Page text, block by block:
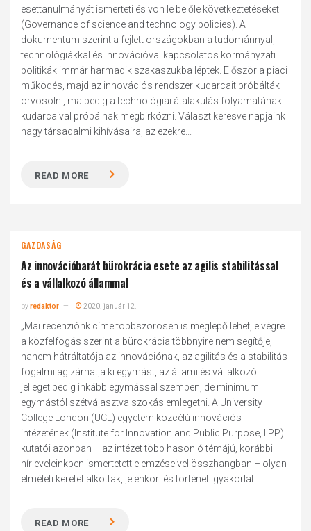
esettanulmányát ismerteti és von le belőle következtetéseket
(Governance of science and technology policies). A
dokumentum szerint a fejlett országokban a tudománnyal,
technológiákkal és innovációval kapcsolatos kormányzati
politikák immár harmadik szakaszukba léptek. Először a piaci
működés, majd az innovációs rendszer kudarcait próbálták
orvosolni, ma pedig a technológiai átalakulás folyamatának
kudarcaival próbálnak megbirkózni. Választ keresve napjaink
nagy társadalmi kihívásaira, az ezekre...
READ MORE
GAZDASÁG
Az innovációbarát bürokrácia esete az agilis stabilitással
és a vállalkozó állammal
byredaktor 2020. január 12.
„Mai recenziónk címe többszörösen is meglepő lehet, elvégre
a közfelfogás szerint a bürokrácia többnyire nem segítője,
hanem hátráltatója az innovációnak, az agilitás és a stabilitás
fogalmilag zárhatja ki egymást, az állami és vállalkozói
jelleget pedig inkább egymással szemben, de minimum
egymástól szétválasztva szokás emlegetni. A University
College London (UCL) egyetem közcélú innovációs
intézetének (Institute for Innovation and Public Purpose, IIPP)
kutatói azonban – az intézet több hasonló témájú, korábbi
hírleveleinkben ismertetett elemzéseivel összhangban – olyan
elméleti keretet alkottak, jelenkori és történeti gyakorlati...
READ MORE